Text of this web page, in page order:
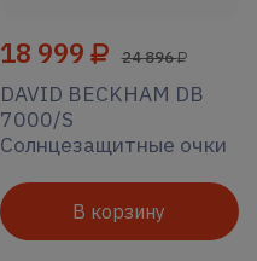
18 999 24 896
DAVID BECKHAM DB
7000/S
Солнцезащитные очки
В корзину